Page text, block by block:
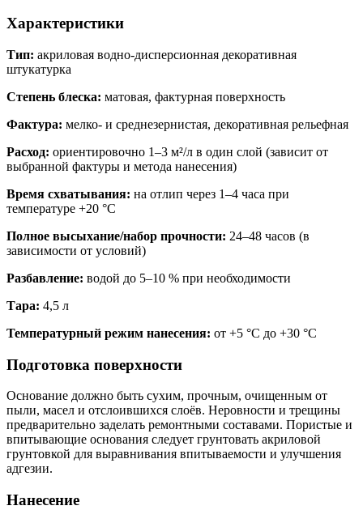
Характеристики
Тип: акриловая водно-дисперсионная декоративная
штукатурка
Степень блеска: матовая, фактурная поверхность
Фактура: мелко- и среднезернистая, декоративная рельефная
Расход: ориентировочно 1–3 м²/л в один слой (зависит от
выбранной фактуры и метода нанесения)
Время схватывания: на отлип через 1–4 часа при
температуре +20 °C
Полное высыхание/набор прочности: 24–48 часов (в
зависимости от условий)
Разбавление: водой до 5–10 % при необходимости
Тара: 4,5 л
Температурный режим нанесения: от +5 °C до +30 °C
Подготовка поверхности
Основание должно быть сухим, прочным, очищенным от
пыли, масел и отслоившихся слоёв. Неровности и трещины
предварительно заделать ремонтными составами. Пористые и
впитывающие основания следует грунтовать акриловой
грунтовкой для выравнивания впитываемости и улучшения
адгезии.
Нанесение